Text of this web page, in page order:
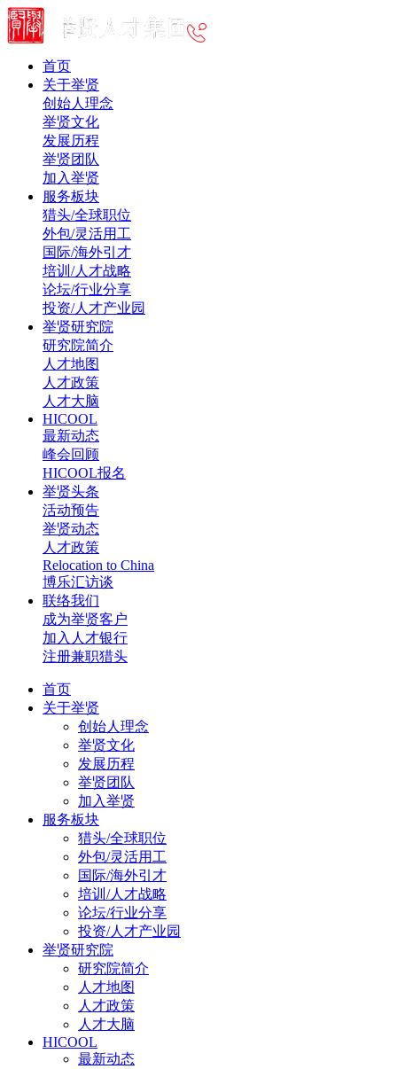
首页
关于举贤
创始人理念
举贤文化
发展历程
举贤团队
加入举贤
服务板块
猎头/全球职位
外包/灵活用工
国际/海外引才
培训/人才战略
论坛/行业分享
投资/人才产业园
举贤研究院
研究院简介
人才地图
人才政策
人才大脑
HICOOL
最新动态
峰会回顾
HICOOL报名
举贤头条
活动预告
举贤动态
人才政策
Relocation to China
博乐汇访谈
联络我们
成为举贤客户
加入人才银行
注册兼职猎头
首页
关于举贤
创始人理念
举贤文化
发展历程
举贤团队
加入举贤
服务板块
猎头/全球职位
外包/灵活用工
国际/海外引才
培训/人才战略
论坛/行业分享
投资/人才产业园
举贤研究院
研究院简介
人才地图
人才政策
人才大脑
HICOOL
最新动态